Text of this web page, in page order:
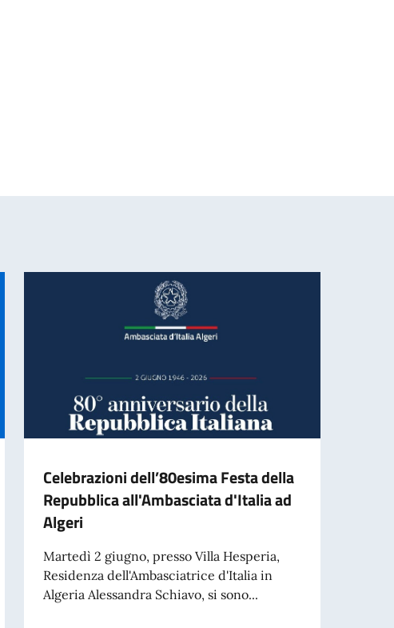
Celebrazioni dell’80esima Festa della
Repubblica all'Ambasciata d'Italia ad
Algeri
Martedì 2 giugno, presso Villa Hesperia,
Residenza dell'Ambasciatrice d'Italia in
Algeria Alessandra Schiavo, si sono...